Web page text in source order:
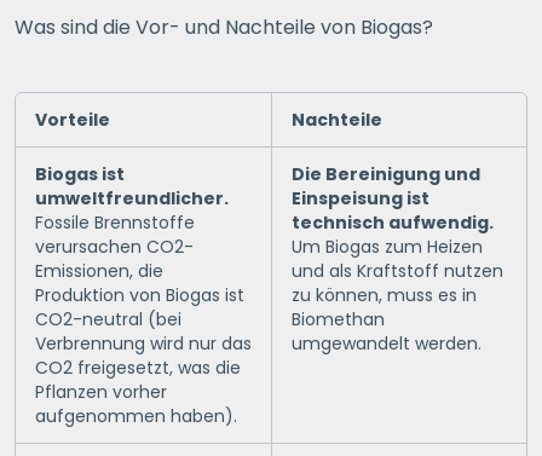
Was sind die Vor- und Nachteile von Biogas?
Vorteile Nachteile
Biogas ist
umweltfreundlicher.
Fossile Brennstoffe
verursachen CO2-
Emissionen, die
Produktion von Biogas ist
CO2-neutral (bei
Verbrennung wird nur das
CO2 freigesetzt, was die
Pflanzen vorher
aufgenommen haben).
Die Bereinigung und
Einspeisung ist
technisch aufwendig.
Um Biogas zum Heizen
und als Kraftstoff nutzen
zu können, muss es in
Biomethan
umgewandelt werden.